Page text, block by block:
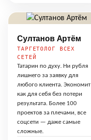
Султанов Артём
ТАРГЕТОЛОГ ВСЕХ
СЕТЕЙ
Татарин по духу. Ни рубля
лишнего за заявку для
любого клиента. Экономит
как для себя без потери
результата. Более 100
проектов за плечами, все
соцсети — даже самые
сложные.